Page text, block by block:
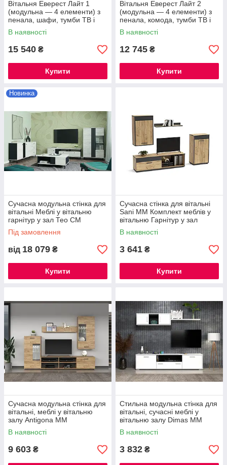
Вітальня Еверест Лайт 1
(модульна — 4 елементи) з
пенала, шафи, тумби ТВ і
полиці
В наявності
15 540 ₴
Купити
Вітальня Еверест Лайт 2
(модульна — 4 елементи) з
пенала, комода, тумби ТВ і
полиці
В наявності
12 745 ₴
Купити
Новинка
Сучасна модульна стінка для
вітальні Меблі у вітальню
гарнітур у зал Тео СМ
Під замовлення
від 18 079 ₴
Купити
Сучасна стінка для вітальні
Sani MM Комплект меблів у
вітальню Гарнітур у зал
В наявності
3 641 ₴
Купити
Сучасна модульна стінка для
вітальні, меблі у вітальню
залу Antigona ММ
В наявності
9 603 ₴
Стильна модульна стінка для
вітальні, сучасні меблі у
вітальню залу Dimas ММ
В наявності
3 832 ₴